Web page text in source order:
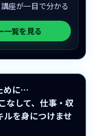
座が一目で分かる
一覧を見る
めに…
なして、仕事・収
を身につけませ